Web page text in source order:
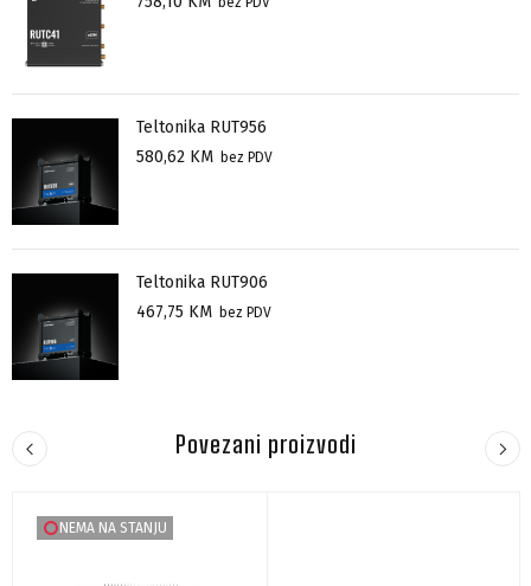
Teltonika RUT956
580,62 KM bez PDV
Teltonika RUT906
467,75 KM bez PDV
Povezani proizvodi
NEMA NA STANJU